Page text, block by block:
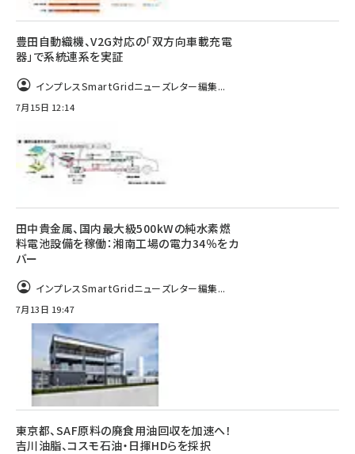
豊田自動織機、V2G対応の「双方向車載充電
器」で系統連系を実証
インプレスSmartGridニューズレター編集...
7月15日 12:14
田中貴金属、国内最大級500kWの純水素燃
料電池設備を稼働：湘南工場の電力34％をカ
バー
インプレスSmartGridニューズレター編集...
7月13日 19:47
東京都、SAF原料の廃食用油回収を加速へ！
吉川油脂、コスモ石油・日揮HDらを採択